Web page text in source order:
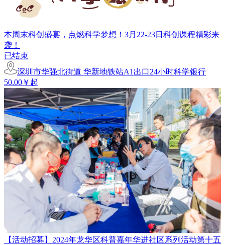
本周末科创盛宴，点燃科学梦想！3月22-23日科创课程精彩来
袭！
已结束
深圳市华强北街道 华新地铁站A1出口24小时科学银行
50.00￥起
【活动招募】2024年龙华区科普嘉年华进社区系列活动第十五